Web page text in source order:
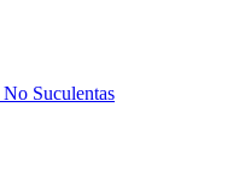
No Suculentas